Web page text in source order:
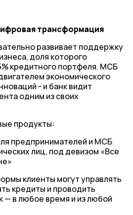
трансформация
развивает поддержку
доля которого
кредитного портфеля. МСБ
экономического
- и банк видит
одним из своих
продукты:
предпринимателей и МСБ
лиц, под девизом «Все
клиенты могут управлять
кредиты и проводить
— в любое время и из любой